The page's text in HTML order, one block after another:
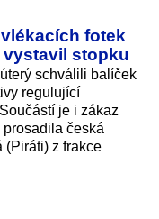
fotek
vystavil stopku
schválili balíček
regulující
je i zákaz
česká
(Piráti) z frakce